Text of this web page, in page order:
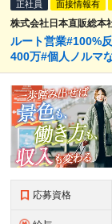
正社員 面接情報有
株式会社日本直販総本
ルート営業#100%
400万#個人ノルマ
応募資格